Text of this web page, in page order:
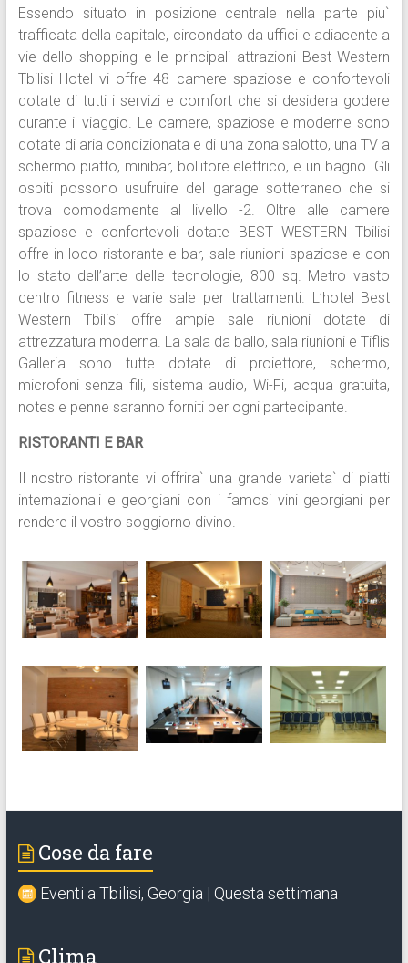
Essendo situato in posizione centrale nella parte piu`
trafficata della capitale, circondato da uffici e adiacente a
vie dello shopping e le principali attrazioni Best Western
Tbilisi Hotel vi offre 48 camere spaziose e confortevoli
dotate di tutti i servizi e comfort che si desidera godere
durante il viaggio. Le camere, spaziose e moderne sono
dotate di aria condizionata e di una zona salotto, una TV a
schermo piatto, minibar, bollitore elettrico, e un bagno. Gli
ospiti possono usufruire del garage sotterraneo che si
trova comodamente al livello -2. Oltre alle camere
spaziose e confortevoli dotate BEST WESTERN Tbilisi
offre in loco ristorante e bar, sale riunioni spaziose e con
lo stato dell’arte delle tecnologie, 800 sq. Metro vasto
centro fitness e varie sale per trattamenti. L’hotel Best
Western Tbilisi offre ampie sale riunioni dotate di
attrezzatura moderna. La sala da ballo, sala riunioni e Tiflis
Galleria sono tutte dotate di proiettore, schermo,
microfoni senza fili, sistema audio, Wi-Fi, acqua gratuita,
notes e penne saranno forniti per ogni partecipante.
RISTORANTI E BAR
Il nostro ristorante vi offrira` una grande varieta` di piatti
internazionali e georgiani con i famosi vini georgiani per
rendere il vostro soggiorno divino.
Cose da fare
Eventi a Tbilisi, Georgia | Questa settimana
Clima